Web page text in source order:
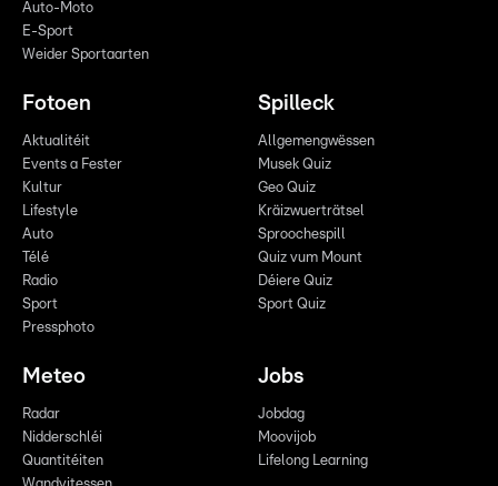
Auto-Moto
E-Sport
Weider Sportaarten
Fotoen
Aktualitéit
Events a Fester
Kultur
Lifestyle
Auto
Télé
Radio
Sport
Pressphoto
Spilleck
Allgemengwëssen
Musek Quiz
Geo Quiz
Kräizwuerträtsel
Sproochespill
Quiz vum Mount
Déiere Quiz
Sport Quiz
Meteo
Radar
Nidderschléi
Quantitéiten
Jobs
Jobdag
Moovijob
Lifelong Learning